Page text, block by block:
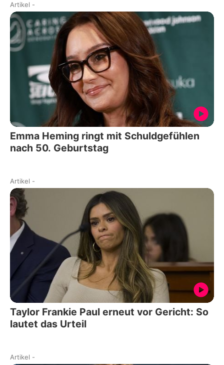
Artikel -
Emma Heming ringt mit Schuldgefühlen
nach 50. Geburtstag
Artikel -
Taylor Frankie Paul erneut vor Gericht: So
lautet das Urteil
Artikel -